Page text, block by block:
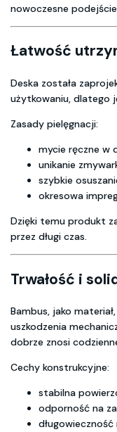
nowoczesne
Łatwość
Deska została
użytkowaniu, dlatego
Zasady pielęgnacji:
mycie ręczne w
unikanie
szybkie
okresowa
Dzięki temu produkt
przez długi czas.
Trwałość i
Bambus, jako
uszkodzenia
dobrze znosi
Cechy konstrukcyjne:
stabilna
odporność na
długowieczność